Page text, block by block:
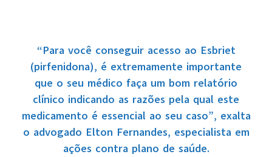
“Para você conseguir acesso ao Esbriet
(pirfenidona), é extremamente importante
que o seu médico faça um bom relatório
clínico indicando as razões pela qual este
medicamento é essencial ao seu caso”, exalta
o advogado Elton Fernandes, especialista em
ações contra plano de saúde.